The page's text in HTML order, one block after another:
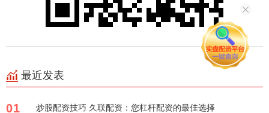
最近发表
01 炒股配资技巧 久联配资：您杠杆配资的最佳选择